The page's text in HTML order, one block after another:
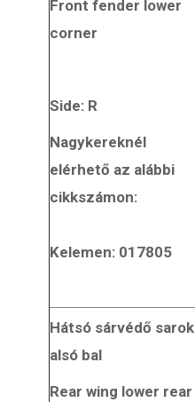
Front fender lower
corner
Side: R
Nagykereknél
elérhető az alábbi
cikkszámon:
Kelemen: 017805
Hátsó sárvédő sarok
alsó bal
Rear wing lower rear